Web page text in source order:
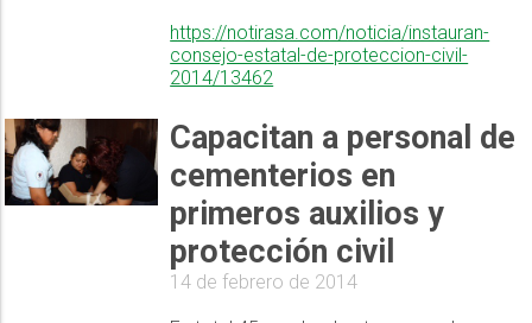
https://notirasa.com/noticia/instauran-
consejo-estatal-de-proteccion-civil-
2014/13462
Capacitan a personal de
cementerios en
primeros auxilios y
protección civil
14 de febrero de 2014